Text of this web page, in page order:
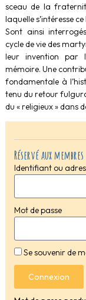
Réservé aux membres
Identifiant ou
Mot de passe
Se souvenir de
Connexion
sceau de la
laquelle s’intéresse ce
Sont ainsi
cycle de vie des
leur invention par
mémoire. Une
fondamentale à
tenu du retour
du « religieux » dans